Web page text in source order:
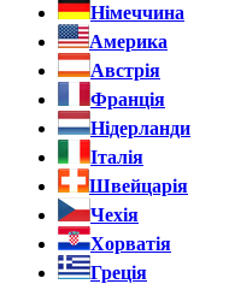
Німеччина
Америка
Австрія
Франція
Нідерланди
Італія
Швейцарія
Чехія
Хорватія
Греція